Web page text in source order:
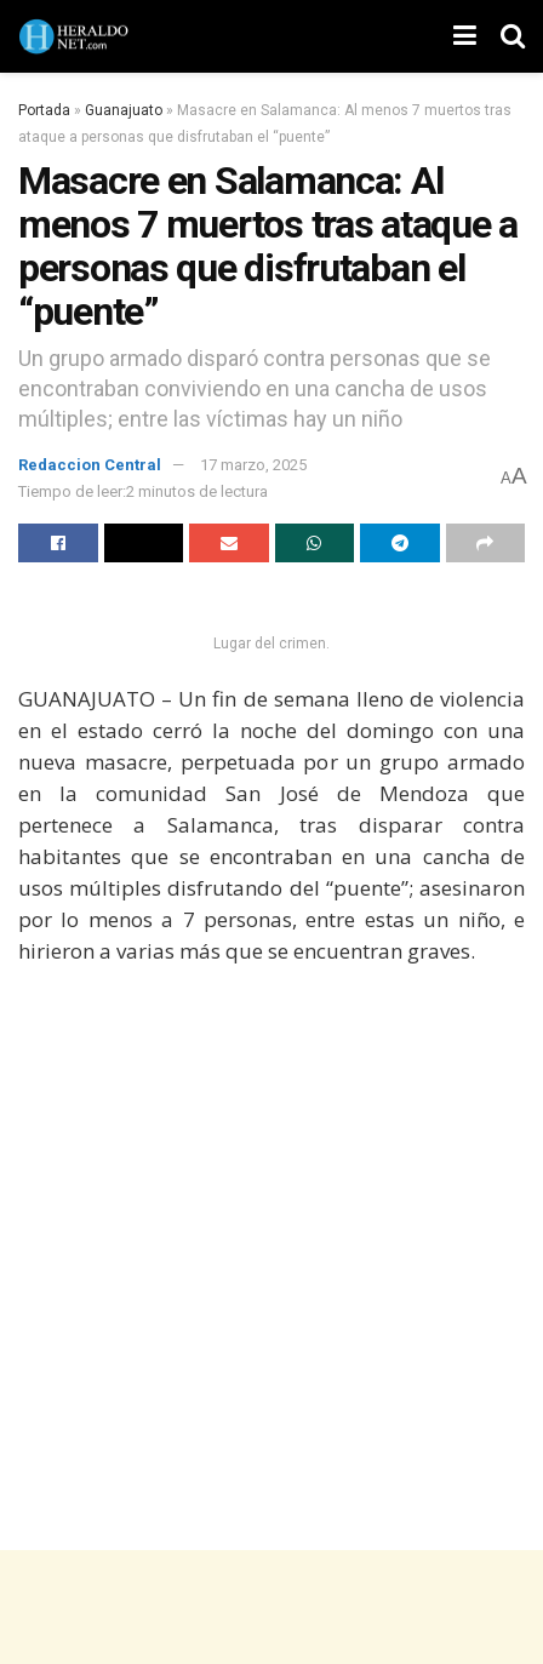
Portada » Guanajuato » Masacre en Salamanca: Al menos 7 muertos tras
ataque a personas que disfrutaban el “puente”
Masacre en Salamanca: Al
menos 7 muertos tras ataque a
personas que disfrutaban el
“puente”
Un grupo armado disparó contra personas que se
encontraban conviviendo en una cancha de usos
múltiples; entre las víctimas hay un niño
Redaccion Central
17 marzo, 2025
Tiempo de leer:2 minutos de lectura
AA
Lugar del crimen.
GUANAJUATO – Un fin de semana lleno de violencia
en el estado cerró la noche del domingo con una
nueva masacre, perpetuada por un grupo armado
en la comunidad San José de Mendoza que
pertenece a Salamanca, tras disparar contra
habitantes que se encontraban en una cancha de
usos múltiples disfrutando del “puente”; asesinaron
por lo menos a 7 personas, entre estas un niño, e
hirieron a varias más que se encuentran graves.